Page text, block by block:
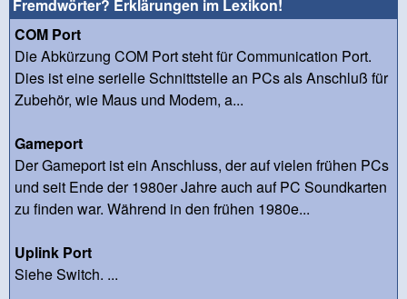
Fremdwörter? Erklärungen im Lexikon!
COM Port
Die Abkürzung COM Port steht für Communication Port.
Dies ist eine serielle Schnittstelle an PCs als Anschluß für
Zubehör, wie Maus und Modem, a...
Gameport
Der Gameport ist ein Anschluss, der auf vielen frühen PCs
und seit Ende der 1980er Jahre auch auf PC Soundkarten
zu finden war. Während in den frühen 1980e...
Uplink Port
Siehe Switch. ...